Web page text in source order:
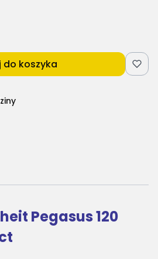
do koszyka
Pegasus 120